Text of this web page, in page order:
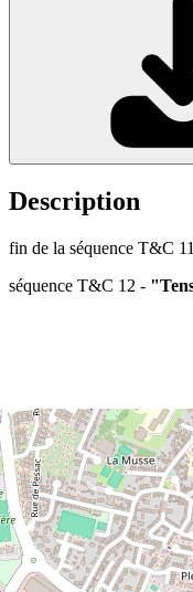
Description
fin de la séquence T&C
séquence T&C 12 -